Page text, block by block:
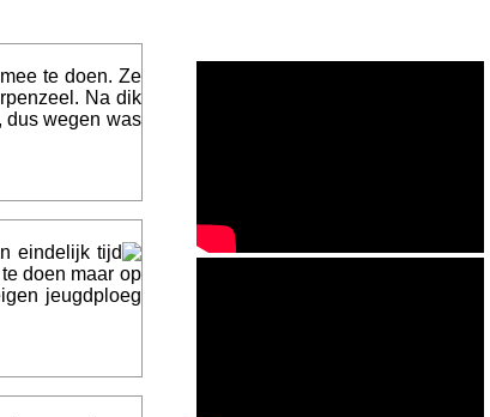
te doen. Ze
Na dik
dus wegen was
eindelijk tijd
doen maar op
jeugdploeg